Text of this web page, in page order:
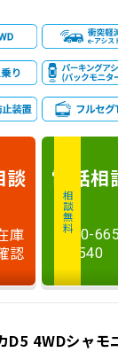
談
庫
認
相談無料
電話相
0120-
540
D5 4WDシャモ